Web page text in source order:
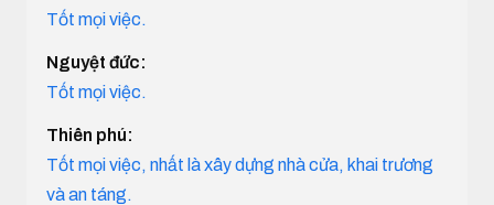
Tốt mọi việc.
Nguyệt đức:
Tốt mọi việc.
Thiên phú:
Tốt mọi việc, nhất là xây dựng nhà cửa, khai trương
và an táng.